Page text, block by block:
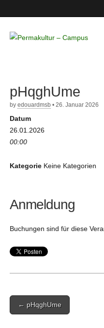
– Campus
pHqghUme
by edouardmsb • 26. Januar 2026
Datum
26.01.2026
00:00
Kategorie Keine Kategorien
Anmeldung
Buchungen sind für diese
Post
navigation
← pHqghUme